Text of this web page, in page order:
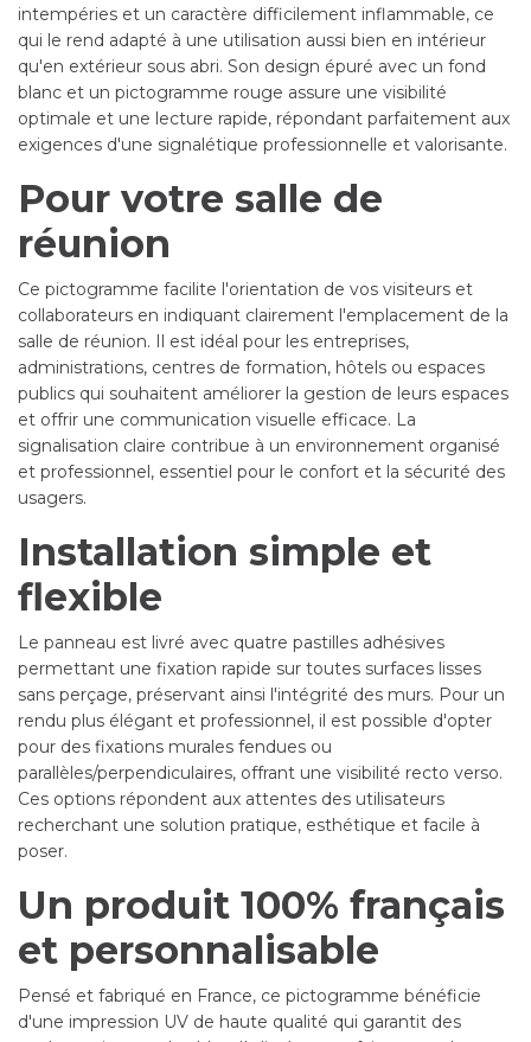
intempéries et un caractère difficilement inflammable, ce
qui le rend adapté à une utilisation aussi bien en intérieur
qu'en extérieur sous abri. Son design épuré avec un fond
blanc et un pictogramme rouge assure une visibilité
optimale et une lecture rapide, répondant parfaitement aux
exigences d'une signalétique professionnelle et valorisante.
Pour votre salle de
réunion
Ce pictogramme facilite l'orientation de vos visiteurs et
collaborateurs en indiquant clairement l'emplacement de la
salle de réunion. Il est idéal pour les entreprises,
administrations, centres de formation, hôtels ou espaces
publics qui souhaitent améliorer la gestion de leurs espaces
et offrir une communication visuelle efficace. La
signalisation claire contribue à un environnement organisé
et professionnel, essentiel pour le confort et la sécurité des
usagers.
Installation simple et
flexible
Le panneau est livré avec quatre pastilles adhésives
permettant une fixation rapide sur toutes surfaces lisses
sans perçage, préservant ainsi l'intégrité des murs. Pour un
rendu plus élégant et professionnel, il est possible d'opter
pour des fixations murales fendues ou
parallèles/perpendiculaires, offrant une visibilité recto verso.
Ces options répondent aux attentes des utilisateurs
recherchant une solution pratique, esthétique et facile à
poser.
Un produit 100% français
et personnalisable
Pensé et fabriqué en France, ce pictogramme bénéficie
d'une impression UV de haute qualité qui garantit des